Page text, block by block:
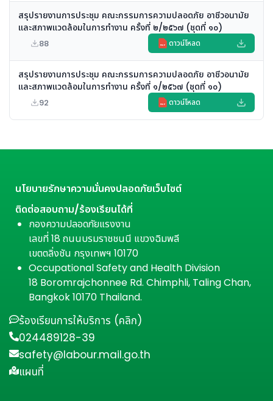
สรุปรายงานการประชุม คณะกรรมการความปลอดภัย อาชีวอนามัย
และสภาพแวดล้อมในการทำงาน ครั้งที่ ๒/๒๕๖๗ (ชุดที่ ๑๐)
88 PDF ดาวน์โหลด
สรุปรายงานการประชุม คณะกรรมการความปลอดภัย อาชีวอนามัย
และสภาพแวดล้อมในการทำงาน ครั้งที่ ๑/๒๕๖๗ (ชุดที่ ๑๐)
92 PDF ดาวน์โหลด
นโยบายรักษาความมั่นคงปลอดภัยเว็บไซต์
ติดต่อสอบถาม/ร้องเรียนได้ที่
กองความปลอดภัยแรงงาน
เลขที่ 18 ถนนบรมราชชนนี แขวงฉิมพลี
เขตตลิ่งชัน กรุงเทพฯ 10170
Occupational Safety and Health Division
18 Boromrajchonnee Rd. Chimphli, Taling Chan,
Bangkok 10170 Thailand.
ร้องเรียนการให้บริการ (คลิก)
024489128-39
safety@labour.mail.go.th
แผนที่